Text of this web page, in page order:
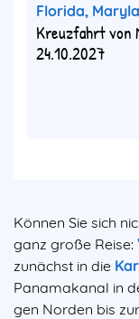
Florida,
Kreuzfahrt von
24.10.2027
Können Sie sich
ganz große Reise:
zunächst in die
Panamakanal in
gen Norden bis